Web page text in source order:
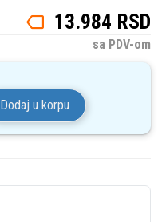
13.984 RSD
sa PDV-om
Dodaj u korpu